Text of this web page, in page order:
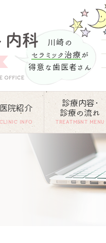
川崎の
セラミック治療 が
得意な歯医者さん
医院紹介
CLINIC INFO
診療内容･
診療の流れ
TREATMENT MENU